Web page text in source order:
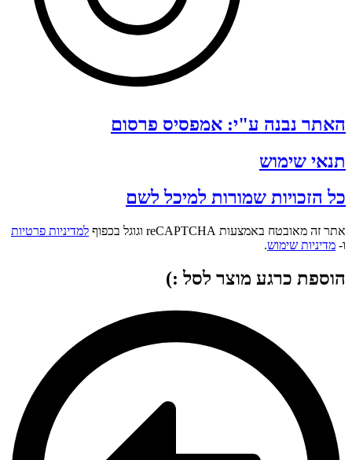
האתר נבנה ע"י: אמפסיס פרסום
תנאי שימוש
כל הזכויות שמורות למיכל לשם
אתר זה מאובטח באמצעות reCAPTCHA וגוגל בכפוף
למדיניות פרטיות
ו- מדיניות שימוש.
הוספת כרגע מוצר לסל :)